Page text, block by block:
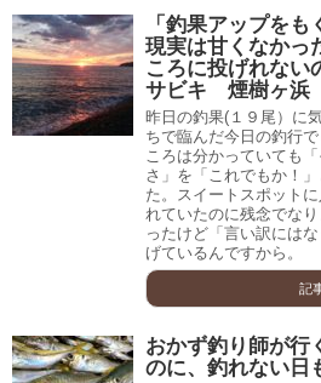
「釣果アップを
現実は甘くなかっ
ころに投げれない
サビキ 煙樹ヶ浜
昨日の釣果(１９尾）に
ちで臨んだ今日の釣行
ころは分かっていても
さ」を「これでもか！
た。スイートスポット
れていたのに残念でな
ったけど「言い訳には
げているんですから。
記
おかず釣り師が行
のに、釣れない日